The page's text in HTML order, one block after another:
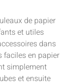
de papier
et utiles
dans
faciles en papier
simplement
et ensuite